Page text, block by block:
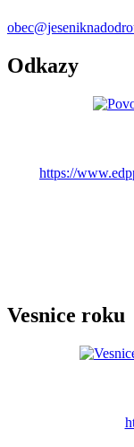
Odkazy
https://
Vesnice roku